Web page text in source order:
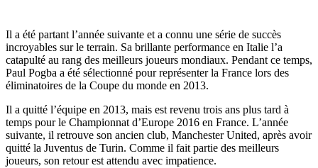
Il a été partant l’année suivante et a connu une série de succès
incroyables sur le terrain. Sa brillante performance en Italie l’a
catapulté au rang des meilleurs joueurs mondiaux. Pendant ce temps,
Paul Pogba a été sélectionné pour représenter la France lors des
éliminatoires de la Coupe du monde en 2013.
Il a quitté l’équipe en 2013, mais est revenu trois ans plus tard à
temps pour le Championnat d’Europe 2016 en France. L’année
suivante, il retrouve son ancien club, Manchester United, après avoir
quitté la Juventus de Turin. Comme il fait partie des meilleurs
joueurs, son retour est attendu avec impatience.